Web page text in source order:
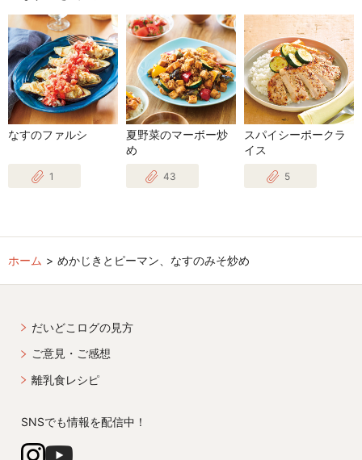
なすのファルシ
1
夏野菜のマーボー炒
め
43
スパイシーポークラ
イス
5
ホーム めかじきとピーマン、なすのみそ炒め
だいどこログの見方
ご意見・ご感想
離乳食レシピ
SNSでも情報を配信中！